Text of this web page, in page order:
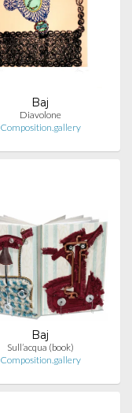
Baj
Diavolone
Composition.gallery
Baj
Sull’acqua (book)
Composition.gallery